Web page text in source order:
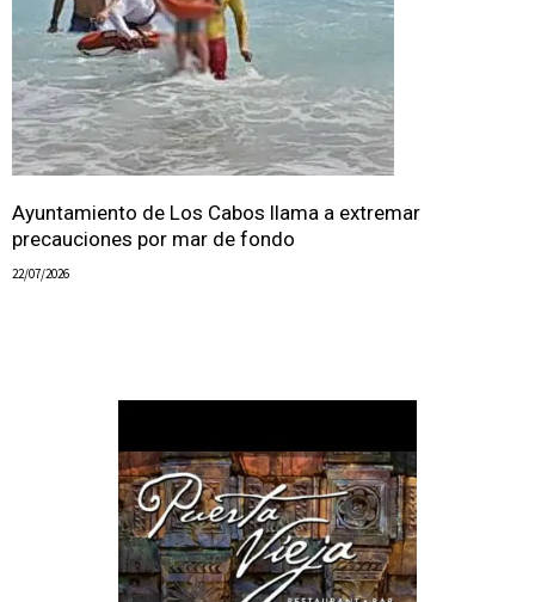
Ayuntamiento de Los Cabos llama a extremar
precauciones por mar de fondo
22/07/2026